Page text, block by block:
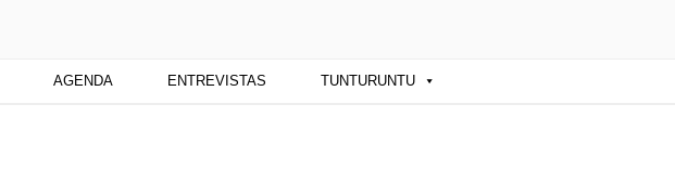
AGENDA ENTREVISTAS TUNTURUNTU